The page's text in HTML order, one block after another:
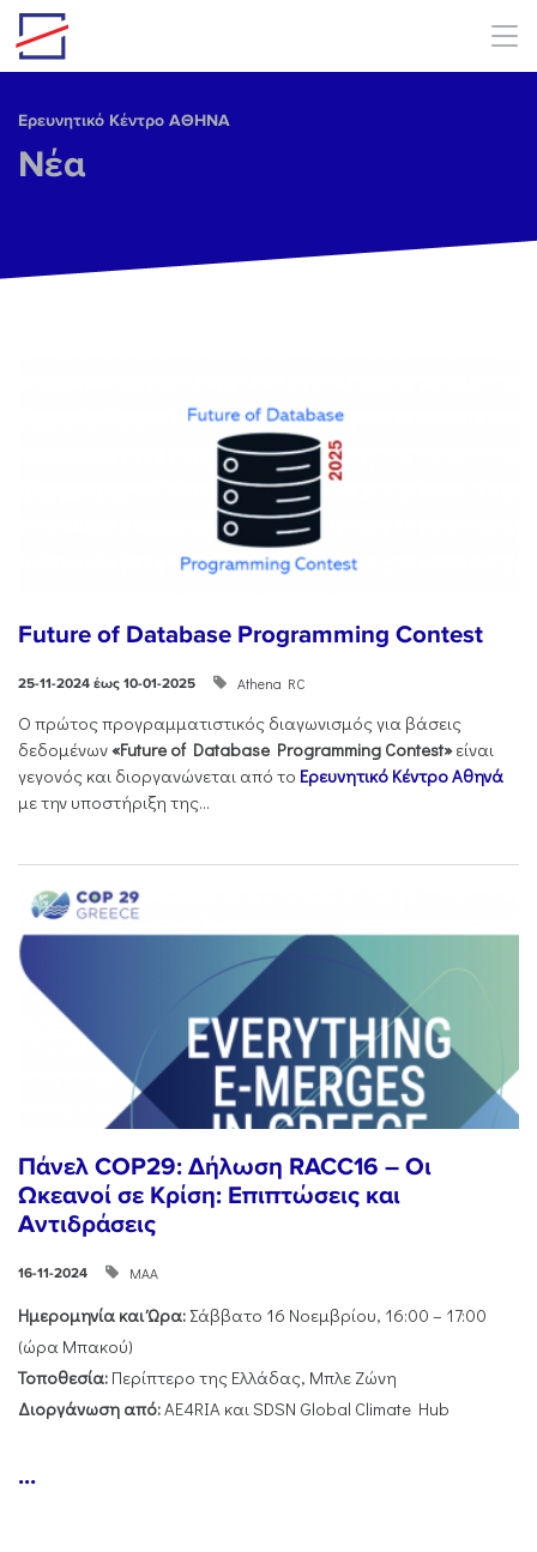
Skip to main content
Ερευνητικό Κέντρο ΑΘΗΝΑ
Νέα
Future of Database Programming Contest
25-11-2024 έως 10-01-2025 Athena RC
Ο πρώτος προγραμματιστικός διαγωνισμός για βάσεις
δεδομένων«Future of Database Programming Contest»είναι
γεγονός και διοργανώνεται από το Ερευνητικό Κέντρο Αθηνά
με την υποστήριξη της...
Πάνελ COP29: Δήλωση RACC16 – Οι
Ωκεανοί σε Κρίση: Επιπτώσεις και
Αντιδράσεις
16-11-2024 ΜΑΑ
Ημερομηνία και Ώρα: Σάββατο 16 Νοεμβρίου, 16:00 – 17:00
(ώρα Μπακού)
Τοποθεσία: Περίπτερο της Ελλάδας, Μπλε Ζώνη
Διοργάνωση από:AE4RIA και SDSN Global Climate Hub
...